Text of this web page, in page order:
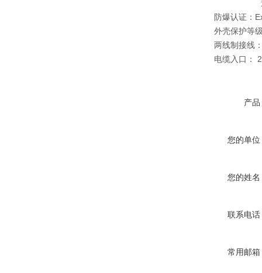
过程压力
防爆认证：
外壳保护等级
两线制接线：供
电缆入口： 2个
产品
您的单位
您的姓名
联系电话
常用邮箱